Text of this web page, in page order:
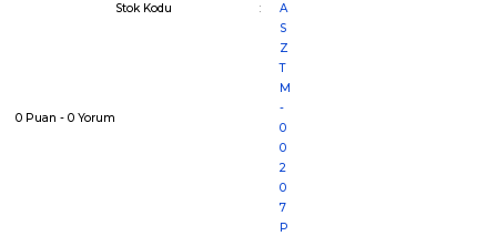
0 Puan - 0 Yorum
Stok Kodu
A
S
Z
T
M
-
0
0
2
0
7
P